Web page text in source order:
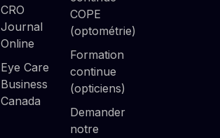
CRO
Journal
Online
Eye Care
Business
Canada
COPE
(optométrie)
Formation
continue
(opticiens)
Demander
notre